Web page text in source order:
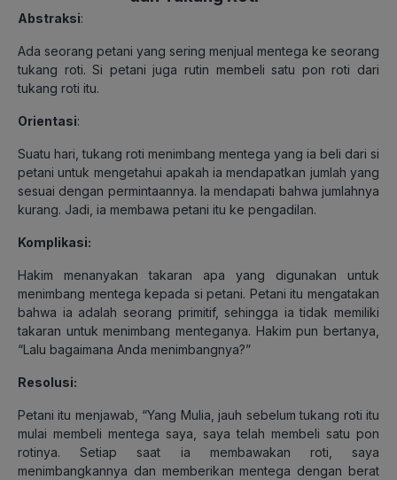
Abstraksi:
Ada seorang petani yang sering menjual mentega ke seorang
tukang roti. Si petani juga rutin membeli satu pon roti dari
tukang roti itu.
Orientasi:
Suatu hari, tukang roti menimbang mentega yang ia beli dari si
petani untuk mengetahui apakah ia mendapatkan jumlah yang
sesuai dengan permintaannya. Ia mendapati bahwa jumlahnya
kurang. Jadi, ia membawa petani itu ke pengadilan.
Komplikasi:
Hakim menanyakan takaran apa yang digunakan untuk
menimbang mentega kepada si petani. Petani itu mengatakan
bahwa ia adalah seorang primitif, sehingga ia tidak memiliki
takaran untuk menimbang menteganya. Hakim pun bertanya,
“Lalu bagaimana Anda menimbangnya?”
Resolusi:
Petani itu menjawab, “Yang Mulia, jauh sebelum tukang roti itu
mulai membeli mentega saya, saya telah membeli satu pon
rotinya. Setiap saat ia membawakan roti, saya
menimbangkannya dan memberikan mentega dengan berat